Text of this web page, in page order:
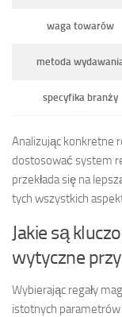
waga towarów
metoda
specyfika branży
Analizując konkretne
dostosować system
przekłada się na
tych wszystkich
Jakie są
wytyczne
Wybierając regały
istotnych parametrów